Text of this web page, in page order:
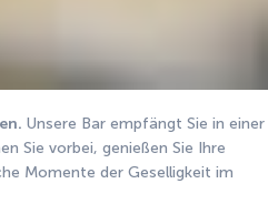
Unsere Bar empfängt Sie in einer
Sie vorbei, genießen Sie Ihre
Momente der Geselligkeit im